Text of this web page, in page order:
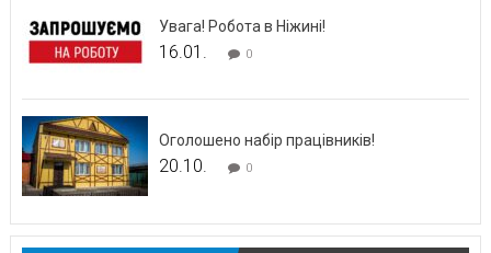
Увага! Робота в Ніжині!
16.01. 0
Оголошено набір працівників!
20.10. 0